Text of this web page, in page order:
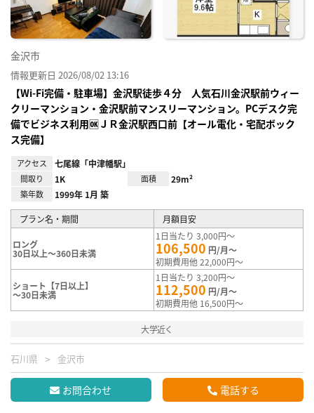
金沢市
情報更新日 2026/08/02 13:16
【Wi-Fi完備・駐車場】金沢駅徒歩４分 人気石川金沢駅前ウィー
クリーマンション・金沢駅前マンスリーマンション。PCデスク完
備でビジネス利用🆗ＪＲ金沢駅西口前【オール電化・宅配ボック
ス完備】
アクセス 七尾線「中津幡駅」
間取り 1K 面積 29m²
築年数 1999年 1月 築
プラン名・期間 月額目安
ロング
30日以上～360日未満
1日当たり 3,000円～
106,500 円/月～
初期費用他 22,000円～
ショート【7日以上】
～30日未満
1日当たり 3,200円～
112,500 円/月～
初期費用他 16,500円～
大学近く
石川県 金沢市
お問合わせ 電話する